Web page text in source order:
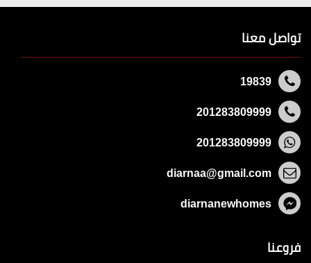
تواصل معنا
19839
201283809999
201283809999
diarnaa@gmail.com
diarnanewhomes
فروعنا